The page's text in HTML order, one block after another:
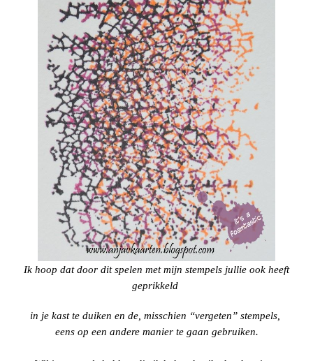
Ik hoop dat door dit spelen met mijn stempels jullie ook heeft
geprikkeld
in je kast te duiken en de, misschien “vergeten” stempels,
eens op een andere manier te gaan gebruiken.